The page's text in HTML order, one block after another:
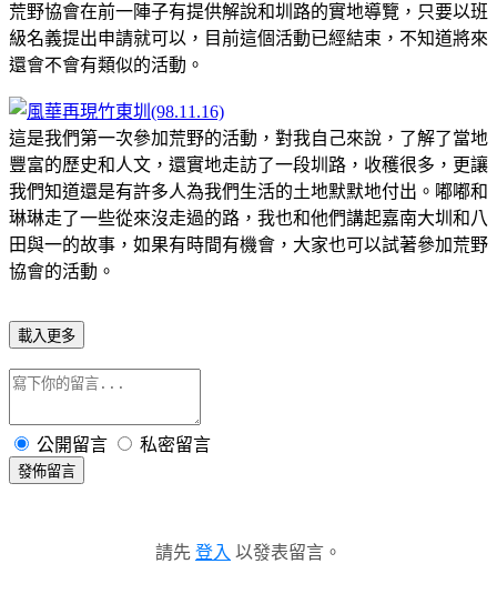
荒野協會在前一陣子有提供解說和圳路的實地導覽，只要以班
級名義提出申請就可以，目前這個活動已經結束，不知道將來
還會不會有類似的活動。
這是我們第一次參加荒野的活動，對我自己來說，了解了當地
豐富的歷史和人文，還實地走訪了一段圳路，收穫很多，更讓
我們知道還是有許多人為我們生活的土地默默地付出。嘟嘟和
琳琳走了一些從來沒走過的路，我也和他們講起嘉南大圳和八
田與一的故事，如果有時間有機會，大家也可以試著參加荒野
協會的活動。
載入更多
公開留言 私密留言
發佈留言
請先 登入 以發表留言。